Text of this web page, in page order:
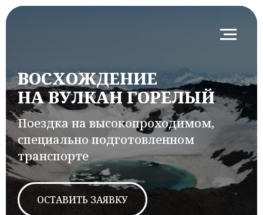
ВОСХОЖДЕНИЕ
НА ВУЛКАН ГОРЕЛЫЙ
Поездка на высокопроходимом,
специально подготовленном
транспорте
ОСТАВИТЬ ЗАЯВКУ